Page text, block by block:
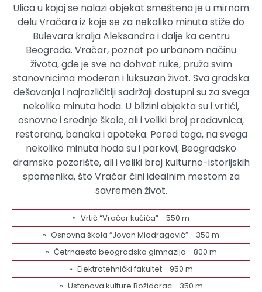
Ulica u kojoj se nalazi objekat smeštena je u mirnom
delu Vračara iz koje se za nekoliko minuta stiže do
Bulevara kralja Aleksandra i dalje ka centru
Beograda. Vračar, poznat po urbanom načinu
života, gde je sve na dohvat ruke, pruža svim
stanovnicima moderan i luksuzan život. Sva gradska
dešavanja i najrazličitiji sadržaji dostupni su za svega
nekoliko minuta hoda. U blizini objekta su i vrtići,
osnovne i srednje škole, ali i veliki broj prodavnica,
restorana, banaka i apoteka. Pored toga, na svega
nekoliko minuta hoda su i parkovi, Beogradsko
dramsko pozorište, ali i veliki broj kulturno-istorijskih
spomenika, što Vračar čini idealnim mestom za
savremen život.
Vrtić “Vračar kućića” - 550 m
Osnovna škola “Jovan Miodragović” - 350 m
Četrnaesta beogradska gimnazija - 800 m
Elektrotehnički fakultet - 950 m
Ustanova kulture Božidarac - 350 m